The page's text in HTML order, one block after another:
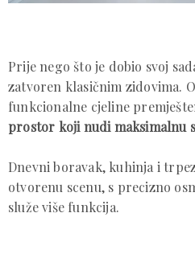
Prije nego što je dobio svoj
zatvoren klasičnim zidovima.
funkcionalne cjeline
prostor koji nudi maksimalnu
Dnevni boravak, kuhinja i
otvorenu scenu, s precizno
služe više funkcija.